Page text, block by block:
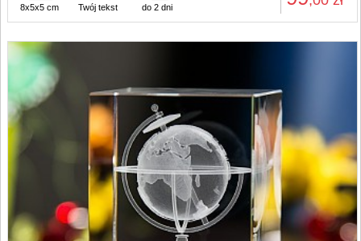
8x5x5 cm Twój tekst do 2 dni